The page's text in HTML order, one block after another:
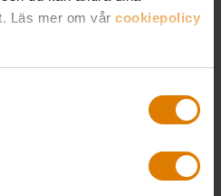
Läs mer om vår cookiepolicy